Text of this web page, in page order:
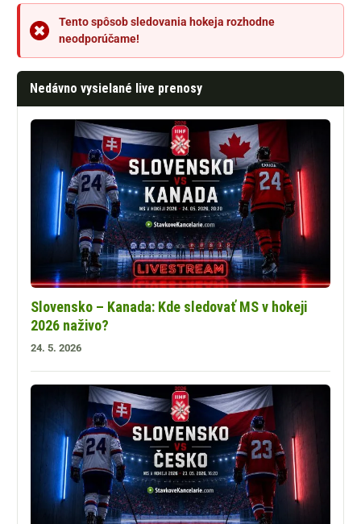
Tento spôsob sledovania hokeja rozhodne
neodporúčame!
Nedávno vysielané live prenosy
Slovensko – Kanada: Kde sledovať MS v hokeji
2026 naživo?
24. 5. 2026